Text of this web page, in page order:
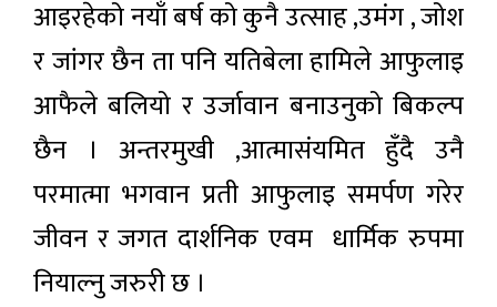
आइरहेको नयाँ बर्ष को कुनै उत्साह ,उमंग , जोश
र जांगर छैन ता पनि यतिबेला हामिले आफुलाइ
आफैले बलियो र उर्जावान बनाउनुको बिकल्प
छैन । अन्तरमुखी ,आत्मासंयमित हुँदै उनै
परमात्मा भगवान प्रती आफुलाइ समर्पण गरेर
जीवन र जगत दार्शनिक एवम धार्मिक रुपमा
नियाल्नु जरुरी छ ।